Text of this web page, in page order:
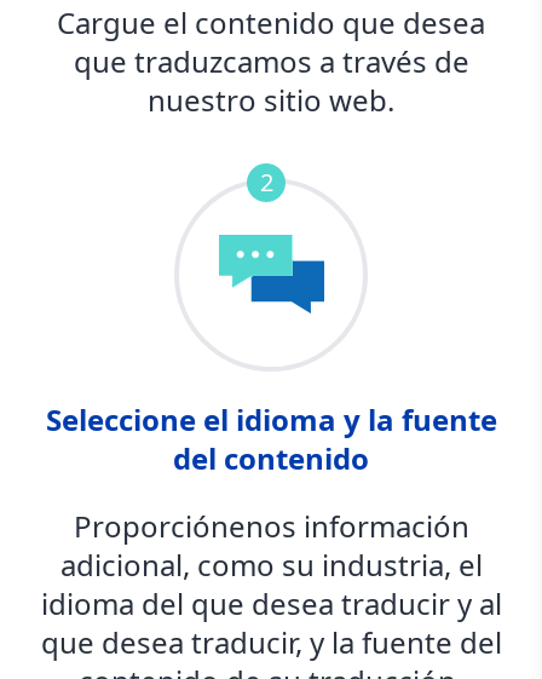
Cargue el contenido que desea
que traduzcamos a través de
nuestro sitio web.
2
Seleccione el idioma y la fuente
del contenido
Proporciónenos información
adicional, como su industria, el
idioma del que desea traducir y al
que desea traducir, y la fuente del